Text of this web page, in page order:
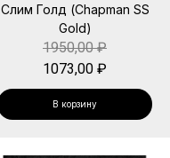
Слим Голд (Chapman SS
Gold)
1950,00₽
1073,00 ₽
В корзину